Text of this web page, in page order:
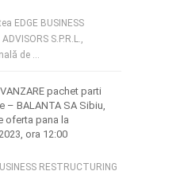
EDGE BUSINESS
S.P.R.L.,
de …
pachet parti
– BALANTA SA Sibiu,
oferta pana la
ora 12:00
RESTRUCTURING